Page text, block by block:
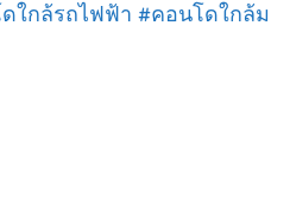
ใกล้รถไฟฟ้า #คอนโดใกล้ม